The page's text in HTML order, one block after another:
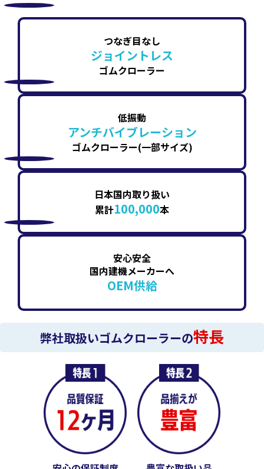
つなぎ目なし
ジョイントレス
ゴムクローラー
低振動
アンチバイブレーション
ゴムクローラー(一部サイズ)
日本国内取り扱い
累計100,000本
安心安全
国内建機メーカーへ
OEM供給
弊社取扱いゴムクローラーの特長